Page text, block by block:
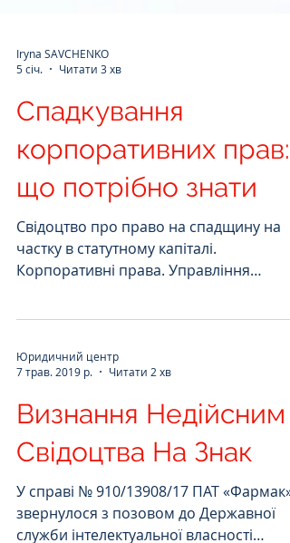
5 січ.
Читати 3 хв
Спадкування
корпоративних прав:
що потрібно знати
Свідоцтво про право на спадщину на
спадщини. Спадкування акцій
7 трав. 2019 р.
Читати 2 хв
Визнання Недійсним
Свідоцтва На Знак
У справі № 910/13908/17 ПАТ «Фармак»